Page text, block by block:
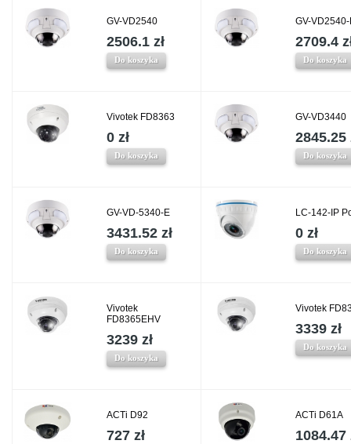
GV-VD2540
2506.1 zł
Do koszyka
GV-VD2540-
2709.4
Do koszyka
Vivotek FD8363
0 zł
Do koszyka
GV-VD3440
2845.25
Do koszyka
GV-VD-5340-E
3431.52 zł
Do koszyka
LC-142-IP
0 zł
Do koszyka
Vivotek
FD8365EHV
3239 zł
Do koszyka
Vivotek
3339 zł
Do koszyka
ACTi D92
727 zł
ACTi D61A
1084.47